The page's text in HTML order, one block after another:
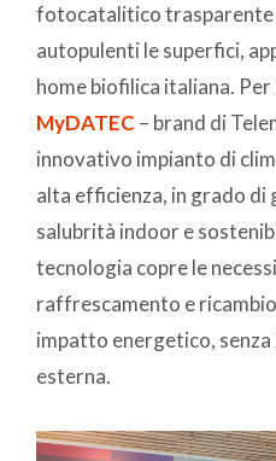
fotocatalitico trasparente
autopulenti le superfici,
home biofilica italiana.
MyDATEC – brand di
innovativo impianto di
alta efficienza, in grado
salubrità indoor e
tecnologia copre le
raffrescamento e ricambio
impatto energetico, senza
esterna.